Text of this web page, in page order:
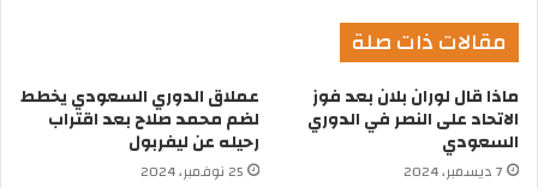
مقالات ذات صلة
ماذا قال لوران بلان بعد فوز
الاتحاد على النصر في الدوري
السعودي
7 ديسمبر، 2024
عملاق الدوري السعودي يخطط
لضم محمد صلاح بعد اقتراب
رحيله عن ليفربول
25 نوفمبر، 2024